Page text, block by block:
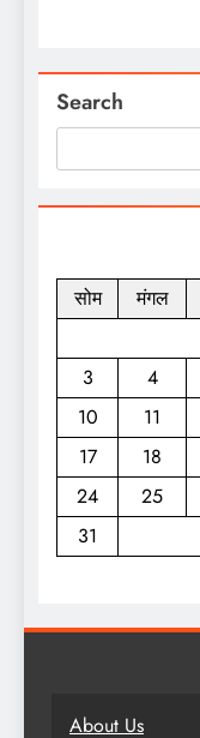
Search
सोम
मंगल
3
4
10
11
17
18
24
25
31
About Us